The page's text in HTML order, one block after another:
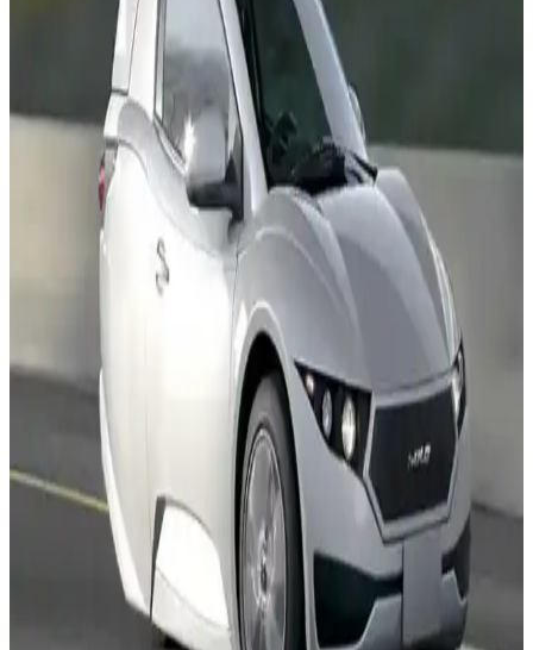
Elektrikli Araç Seçimi Rehberi: Hangi Model Sizin
İçin En Uygun
Elektrikli araba seçiminde menzil, şarj imkanları, fiyat ve teknolojik
özellikler gibi önemli noktaları anlatan kapsamlı rehber.
Smart Elektrikli Arabalar: Şehir İçin Sürdürülebilir
ve Akıllı Ulaşım Çözümleri
Smart elektrikli arabalar, küçük boyutları ve çevreci teknolojileriyle
şehir içi ulaşımda devrim yaratıyor. Gelişmiş özellikleri ve ekonomik
avantajlarıyla şehir sakinlerinin tercih ettiği modern ulaşım
Fiat Topolino Elektrikli Küçük Araba: Şehir İçin
Pratik ve Çevreci Alternatif
Fiat Topolino, küçük boyutları, çevreci teknolojisi ve uygun fiyatıyla
şehir içi ulaşımda pratik ve sürdürülebilir bir seçenek sunuyor. Hızlı
şarj ve modern tasarımıyla dikkat çekiyor.
Türkiye'de En Uygun Elektrikli Arabalar ve Bütçe
Dostu Seçenekler Rehberi
Türkiye'deki uygun fiyatlı elektrikli araçlar, modeller ve fiyatlar
hakkında kapsamlı bilgiler sunuyoruz. Ekonomik ve performanslı
seçeneklerle şehir içi ulaşımı kolaylaştırın.